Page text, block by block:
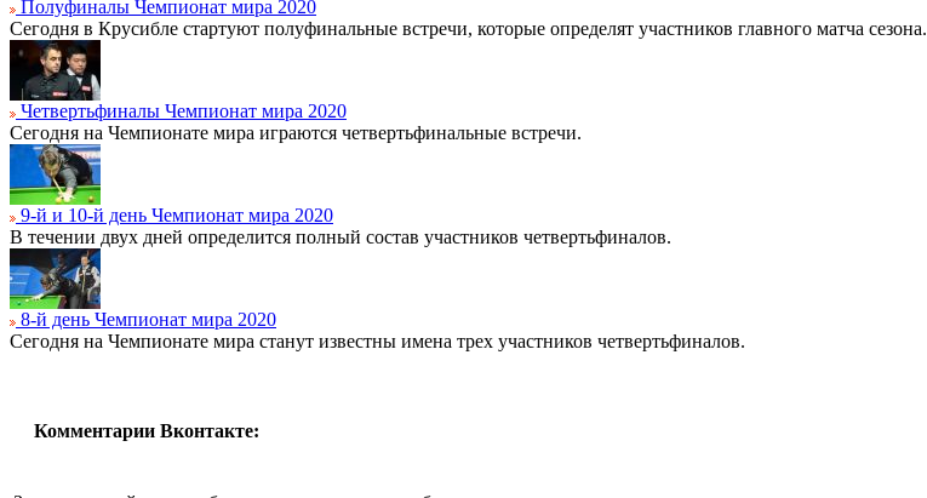
Полуфиналы Чемпионат мира 2020
Сегодня в Крусибле стартуют полуфинальные встречи, которые определят участников главного матча сезона.
Четвертьфиналы Чемпионат мира 2020
Сегодня на Чемпионате мира играются четвертьфинальные встречи.
9-й и 10-й день Чемпионат мира 2020
В течении двух дней определится полный состав участников четвертьфиналов.
8-й день Чемпионат мира 2020
Сегодня на Чемпионате мира станут известны имена трех участников четвертьфиналов.
Комментарии Вконтакте: